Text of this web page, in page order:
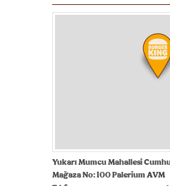
Yukarı Mumcu Mahallesi
Mağaza No: 100 Palerium AVM